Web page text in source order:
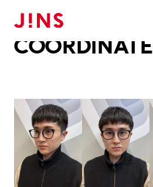
メガネのJINS TOP
COORDINATE